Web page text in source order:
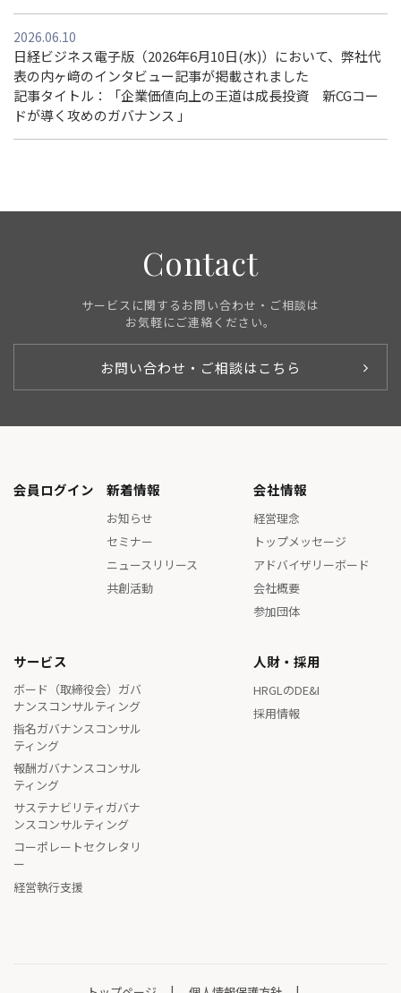
2026.06.10
日経ビジネス電子版（2026年6月10日(水)）において、弊社代
表の内ヶ﨑のインタビュー記事が掲載されました
記事タイトル：「企業価値向上の王道は成長投資 新CGコー
ドが導く攻めのガバナンス 」
Contact
サービスに関するお問い合わせ・ご相談は
お気軽にご連絡ください。
お問い合わせ・ご相談はこちら
新着情報
お知らせ
セミナー
ニュースリリース
共創活動
会社情報
経営理念
トップメッセージ
アドバイザリーボード
会社概要
参加団体
サービス
ボード（取締役会）ガバ
ナンスコンサルティング
指名ガバナンスコンサル
ティング
報酬ガバナンスコンサル
ティング
サステナビリティガバナ
ンスコンサルティング
コーポレートセクレタリ
ー
経営執行支援
人財・採用
HRGLのDE&I
採用情報
会員ログイン